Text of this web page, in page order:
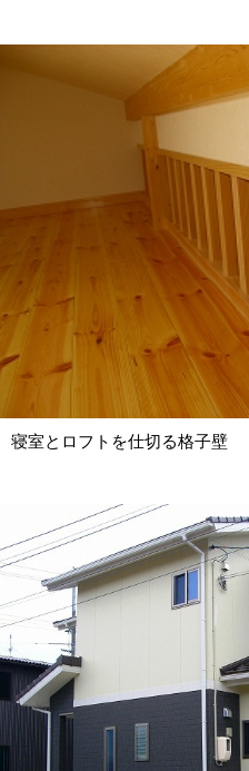
寝室とロフトを仕切る格子壁